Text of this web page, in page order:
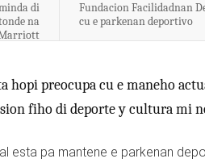
di
na
Fundacion Facilidadnan
cu e parkenan deportivo
hopi preocupa cu e maneho
fiho di deporte y cultura mi
esta pa mantene e parkenan